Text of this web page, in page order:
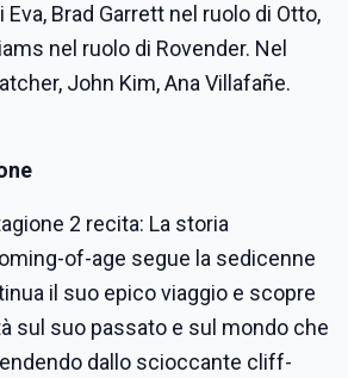
Brad Garrett nel ruolo di Otto,
nel ruolo di Rovender. Nel
John Kim, Ana Villafañe.
2 recita: La storia
of-age segue la sedicenne
il suo epico viaggio e scopre
sul suo passato e sul mondo che
dallo scioccante cliff-